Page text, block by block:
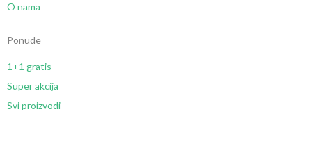
O nama
Ponude
1+1 gratis
Super akcija
Svi proizvodi